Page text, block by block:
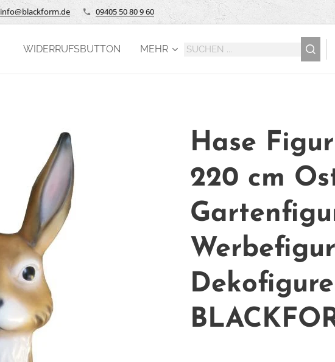
info@blackform.de 09405 50 80 9 60
WIDERRUFSBUTTON MEHR
Hase
220 cm
Werbefigur